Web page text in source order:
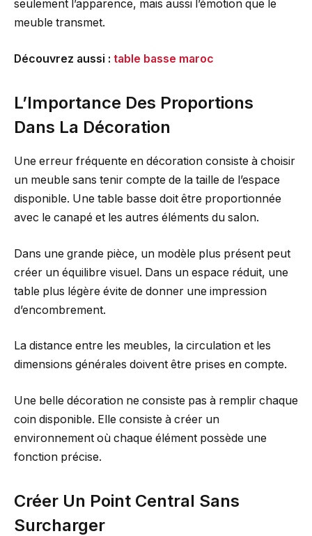
seulement l’apparence, mais aussi l’émotion que le
meuble transmet.
Découvrez aussi : table basse maroc
L’Importance Des Proportions
Dans La Décoration
Une erreur fréquente en décoration consiste à choisir
un meuble sans tenir compte de la taille de l’espace
disponible. Une table basse doit être proportionnée
avec le canapé et les autres éléments du salon.
Dans une grande pièce, un modèle plus présent peut
créer un équilibre visuel. Dans un espace réduit, une
table plus légère évite de donner une impression
d’encombrement.
La distance entre les meubles, la circulation et les
dimensions générales doivent être prises en compte.
Une belle décoration ne consiste pas à remplir chaque
coin disponible. Elle consiste à créer un
environnement où chaque élément possède une
fonction précise.
Créer Un Point Central Sans
Surcharger